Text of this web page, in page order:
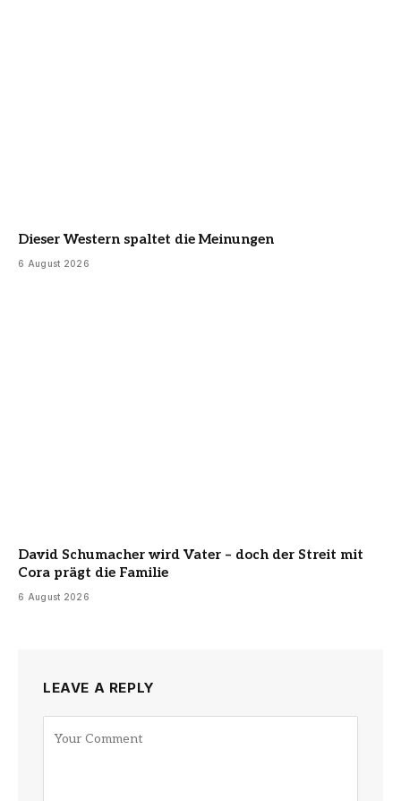
Dieser Western spaltet die Meinungen
6 August 2026
David Schumacher wird Vater – doch der Streit mit
Cora prägt die Familie
6 August 2026
LEAVE A REPLY